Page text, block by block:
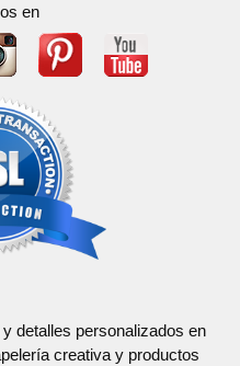
en
detalles personalizados en
creativa y productos